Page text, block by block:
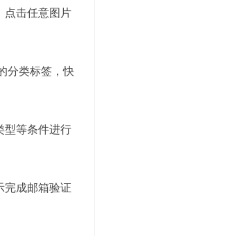
点击任意图片
分类标签，快
型等条件进行
完成邮箱验证